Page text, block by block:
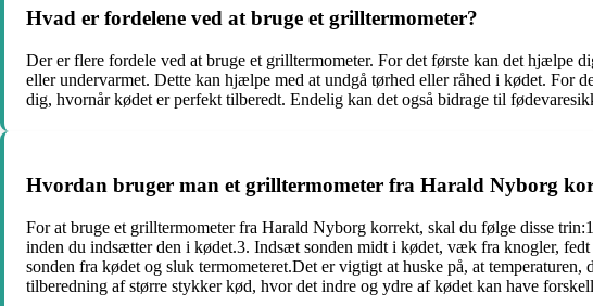
Hvad er fordelene ved at bruge et grilltermometer?
Der er flere fordele ved at bruge et grilltermometer. For det første kan det hjælpe
eller undervarmet. Dette kan hjælpe med at undgå tørhed eller råhed i kødet.
dig, hvornår kødet er perfekt tilberedt. Endelig kan det også bidrage til
Hvordan bruger man et grilltermometer fra Harald Nyborg
For at bruge et grilltermometer fra Harald Nyborg korrekt, skal du følge disse
inden du indsætter den i kødet.3. Indsæt sonden midt i kødet, væk fra knogler,
sonden fra kødet og sluk termometeret.Det er vigtigt at huske på, at
tilberedning af større stykker kød, hvor det indre og ydre af kødet kan have